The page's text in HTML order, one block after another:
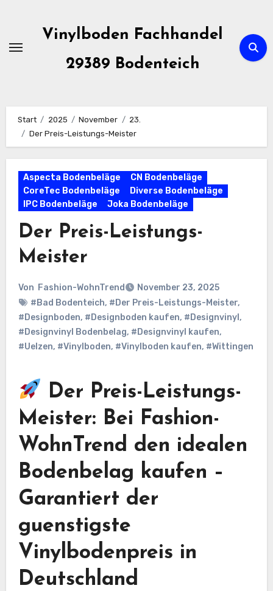
springen
Vinylboden Fachhandel
29389 Bodenteich
Start 2025 November
23.
Der Preis-Leistungs-Meister
Aspecta Bodenbeläge
CN Bodenbeläge
CoreTec Bodenbeläge
Diverse Bodenbeläge
IPC Bodenbeläge
Joka Bodenbeläge
Der Preis-Leistungs-
Meister
Von Fashion-WohnTrend
November 23, 2025
#Bad Bodenteich, #Der Preis-Leistungs-Meister,
#Designboden, #Designboden kaufen, #Designvinyl ,
#Designvinyl Bodenbelag, #Designvinyl kaufen,
#Uelzen, #Vinylboden, #Vinylboden kaufen, #Wittingen
Der Preis-Leistungs-
Meister: Bei Fashion-
WohnTrend den idealen
Bodenbelag kaufen –
Garantiert der
guenstigste
Vinylbodenpreis in
Deutschland